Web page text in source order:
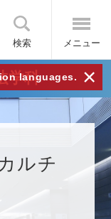
検索 メニュー
languages. ×
学科
ルチ